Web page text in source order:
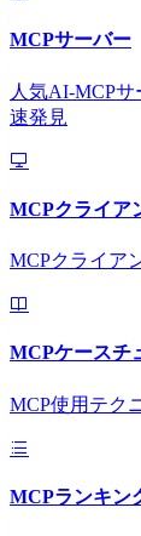
MCPサーバー
人気AI-MCP
速発見
MCPクライア
MCPクライア
MCPケースチ
MCP使用テク
MCPランキン